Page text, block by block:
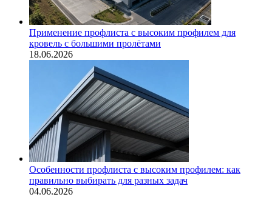
Применение профлиста с высоким профилем для
кровель с большими пролётами
18.06.2026
Особенности профлиста с высоким профилем: как
правильно выбирать для разных задач
04.06.2026